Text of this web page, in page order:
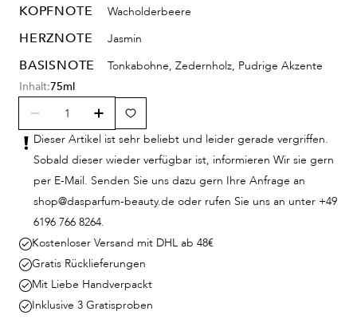
KOPFNOTE Wacholderbeere
HERZNOTE Jasmin
BASISNOTE
Tonkabohne, Zedernholz, Pudrige Akzente
Inhalt:75ml
Dieser Artikel ist sehr beliebt und leider gerade vergriffen.
Sobald dieser wieder verfügbar ist, informieren Wir sie gern
per E-Mail. Senden Sie uns dazu gern Ihre Anfrage an
shop@dasparfum-beauty.de oder rufen Sie uns an unter +49
6196 766 8264.
Kostenloser Versand mit DHL ab 48€
Gratis Rücklieferungen
Mit Liebe Handverpackt
Inklusive 3 Gratisproben